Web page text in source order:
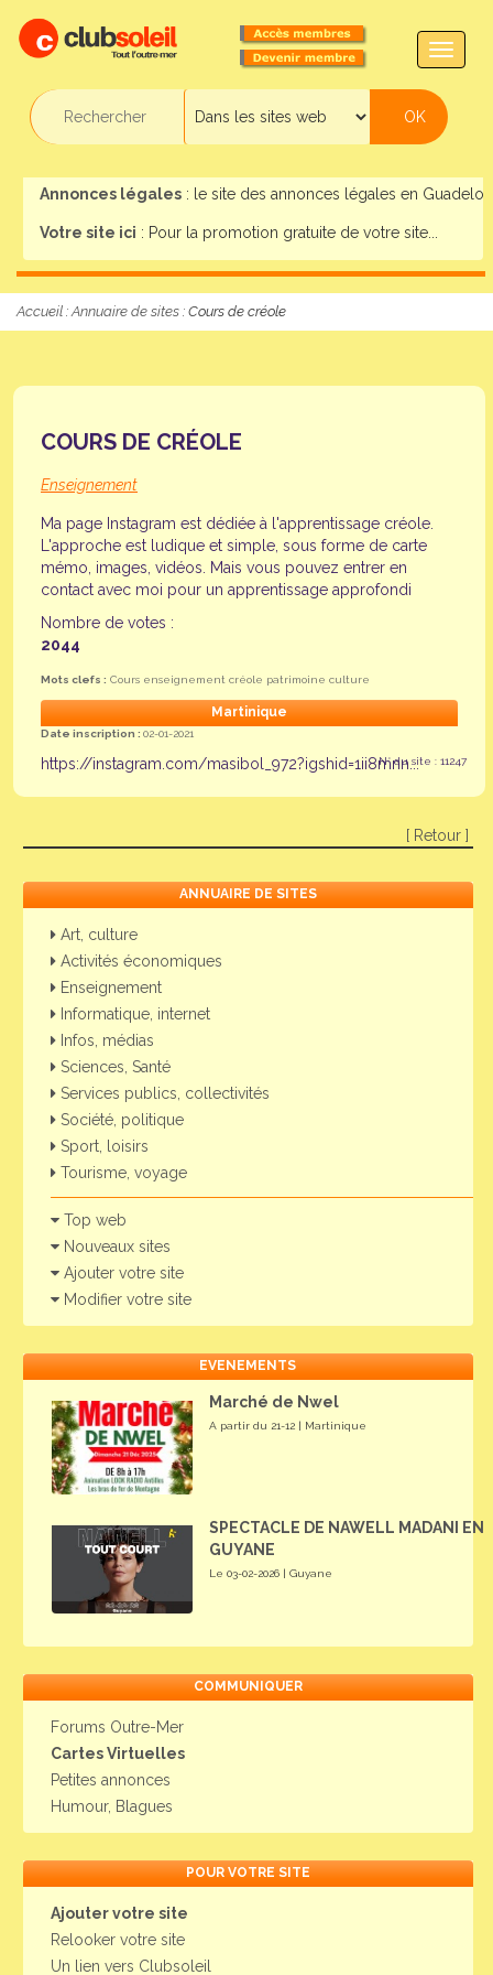
Annonces légales : le site des annonces légales en
Votre site ici : Pour la promotion gratuite de votre site...
Accueil :Annuaire de sites : Cours de créole
COURS DE CRÉOLE
Enseignement
Ma page Instagram est dédiée à l'apprentissage créole.
L'approche est ludique et simple, sous forme de carte
mémo, images, vidéos. Mais vous pouvez entrer en
contact avec moi pour un apprentissage approfondi
Nombre de votes :
2044
Mots clefs : Cours enseignement créole patrimoine culture
Martinique
Date inscription : 02-01-2021
N° du site : 11247
https://instagram.com/masibol_972?igshid=1ii8mnn...
[ Retour ]
ANNUAIRE DE SITES
Art, culture
Activités économiques
Enseignement
Informatique, internet
Infos, médias
Sciences, Santé
Services publics, collectivités
Société, politique
Sport, loisirs
Tourisme, voyage
Top web
Nouveaux sites
Ajouter votre site
Modifier votre site
EVENEMENTS
Marché de Nwel
A partir du 21-12 | Martinique
SPECTACLE DE NAWELL MADANI EN
GUYANE
Le 03-02-2026 | Guyane
COMMUNIQUER
Forums Outre-Mer
Cartes Virtuelles
Petites annonces
Humour, Blagues
POUR VOTRE SITE
Ajouter votre site
Relooker votre site
Un lien vers Clubsoleil